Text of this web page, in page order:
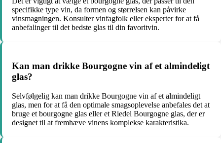
specifikke type vin, da formen og størrelsen kan påvirke
vinsmagningen. Konsulter vinfagfolk eller eksperter for at få
anbefalinger til det bedste glas til din favoritvin.
Kan man drikke Bourgogne vin af et almindeligt
glas?
Selvfølgelig kan man drikke Bourgogne vin af et almindeligt
glas, men for at få den optimale smagsoplevelse anbefales det at
bruge et bourgogne glas eller et Riedel Bourgogne glas, der er
designet til at fremhæve vinens komplekse karakteristika.